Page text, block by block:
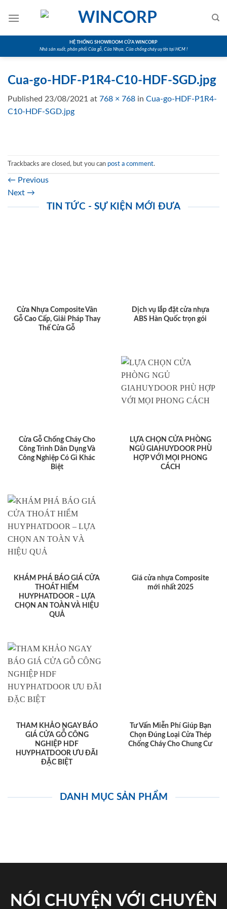
HỆ THỐNG SHOWROOM CỬA WINCORP
Nhà sản xuất, phân phối Cửa gỗ, Cửa Nhựa, Cửa chống cháy uy tín tại HCM !
Cua-go-HDF-P1R4-C10-HDF-SGD.jpg
Published 23/08/2021 at 768 × 768 in Cua-go-HDF-P1R4-
C10-HDF-SGD.jpg
Trackbacks are closed, but you can post a comment.
← Previous
Next →
TIN TỨC - SỰ KIỆN MỚI ĐƯA
Cửa Nhựa Composite Vân
Gỗ Cao Cấp, Giải Pháp Thay
Thế Cửa Gỗ
Dịch vụ lắp đặt cửa nhựa
ABS Hàn Quốc trọn gói
Cửa Gỗ Chống Cháy Cho
Công Trình Dân Dụng Và
Công Nghiệp Có Gì Khác
Biệt
LỰA CHỌN CỬA PHÒNG
NGỦ GIAHUYDOOR PHÙ
HỢP VỚI MỌI PHONG
CÁCH
KHÁM PHÁ BÁO GIÁ CỬA
THOÁT HIỂM
HUYPHATDOOR – LỰA
CHỌN AN TOÀN VÀ HIỆU
QUẢ
Giá cửa nhựa Composite
mới nhất 2025
THAM KHẢO NGAY BÁO
GIÁ CỬA GỖ CÔNG
NGHIỆP HDF
HUYPHATDOOR ƯU ĐÃI
ĐẶC BIỆT
Tư Vấn Miễn Phí Giúp Bạn
Chọn Đúng Loại Cửa Thép
Chống Cháy Cho Chung Cư
DANH MỤC SẢN PHẨM
NÓI CHUYỆN VỚI CHUYÊN